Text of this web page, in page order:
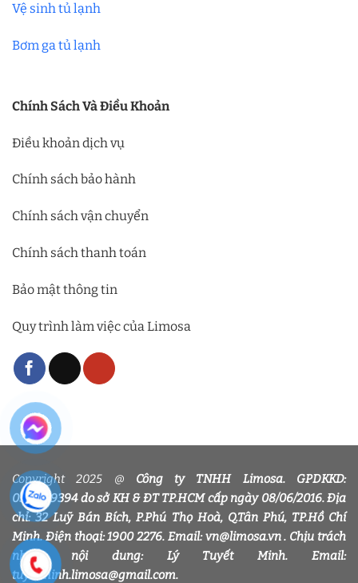
Vệ sinh tủ lạnh
Bơm ga tủ lạnh
Chính Sách Và Điều Khoản
Điều khoản dịch vụ
Chính sách bảo hành
Chính sách vận chuyển
Chính sách thanh toán
Bảo mật thông tin
Quy trình làm việc của Limosa
Copyright 2025 @ Công ty TNHH Limosa. GPDKKD:
0318339394 do sở KH & ĐT TP.HCM cấp ngày 08/06/2016. Địa
chỉ: 32 Luỹ Bán Bích, P.Phú Thọ Hoà, Q.Tân Phú, TP.Hồ Chí
Minh. Điện thoại: 1900 2276. Email: vn@limosa.vn . Chịu trách
nhiệm nội dung: Lý Tuyết Minh. Email:
tuyetminh.limosa@gmail.com.